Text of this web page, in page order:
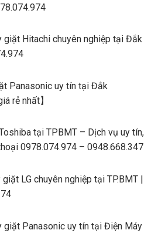
giặt Hitachi chuyên nghiệp tại Đắk
Panasonic uy tín tại Đắk
rẻ nhất】
tại TPBMT – Dịch vụ uy tín,
0978.074.974 – 0948.668.347
LG chuyên nghiệp tại TP.BMT |
giặt Panasonic uy tín tại Điện Máy